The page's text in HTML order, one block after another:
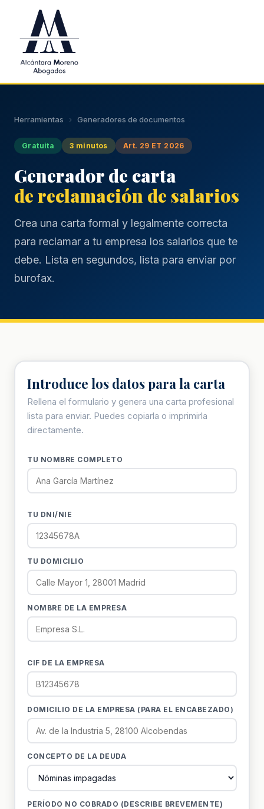
Herramientas › Generadores de documentos
Gratuita 3 minutos Art. 29 ET 2026
Generador de carta
de reclamación de salarios
Crea una carta formal y legalmente correcta
para reclamar a tu empresa los salarios que te
debe. Lista en segundos, lista para enviar por
burofax.
Introduce los datos para la carta
Rellena el formulario y genera una carta profesional
lista para enviar. Puedes copiarla o imprimirla
directamente.
TU NOMBRE COMPLETO
TU DNI/NIE
TU DOMICILIO
NOMBRE DE LA EMPRESA
CIF DE LA EMPRESA
DOMICILIO DE LA EMPRESA (PARA EL ENCABEZADO)
CONCEPTO DE LA DEUDA
PERÍODO NO COBRADO (DESCRIBE BREVEMENTE)